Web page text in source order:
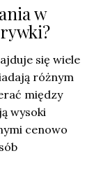
w
się wiele
różnym
między
wysoki
cenowo